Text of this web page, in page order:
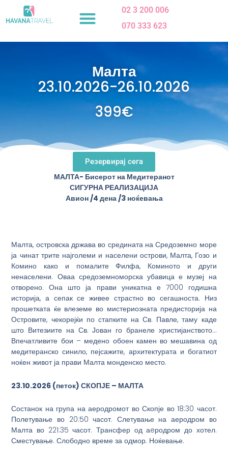
to
02 3 200 006
070 333 623
Малта
23.10.2026-26.10.2026
399€
Резервирај сега
МАЛТА- Бисерот на Медитеранот
СИГУРНА РЕАЛИЗАЦИЈА
Авион /4 дена /3 ноќевања
Малта, островска држава во средината на Средоземно море
ја чинат трите најголеми и населени острови, Малта, Гозо и
Комино како и помалите Филфа, Коминото и други
ненаселени. Оваа средоземноморска убавица е музеј на
отворено. Она што ја прави уникатна е 7000 годишна
историја, а сепак се живее страстно во сегашноста. Низ
прошетката ќе влеземе во мистериозната предисторија на
Островите, чекорејќи по стапките на Св. Павле, таму каде
што Витезиите на Св. Јован го бранеле христијанството…
Впечатливите бои – медено обоен камен во мешавина од
медитеранско синило, пејсажите, архитектурата и богатиот
ноќен живот ја прави Малта монденско место.
23.10.2026 (петок) СКОПЈЕ – МАЛТА
Состанок на група на аеродромот во Скопје во 18:30 часот.
Полетување во 20:50 часот. Слетување на аеродром во
Малта во 221:35 часот. Трансфер од аeродром до хотел.
Сместување. Слободно време за одмор. Ноќевање.